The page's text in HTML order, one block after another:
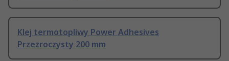
Klej termotopliwy Power Adhesives
Przezroczysty 200 mm